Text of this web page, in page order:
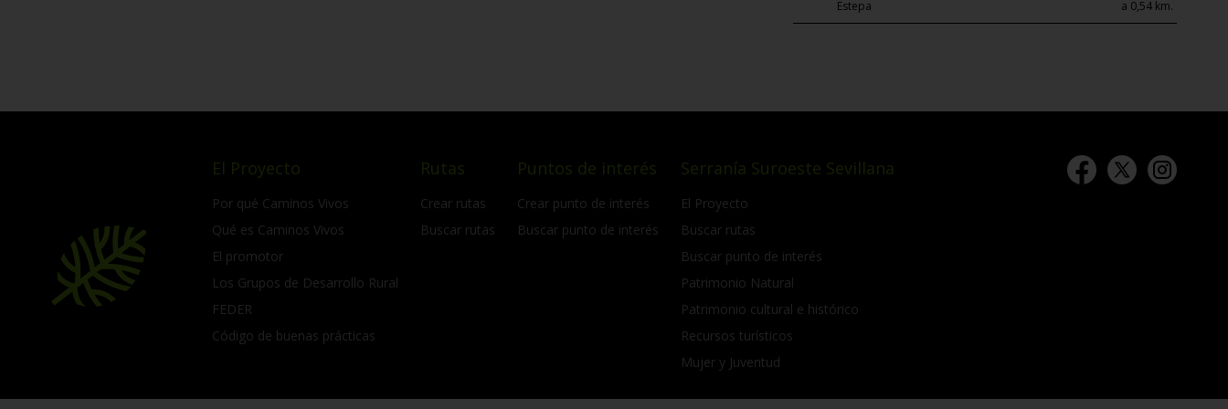
Estepa a 0,54 km.
El Proyecto
Por qué Caminos Vivos
Qué es Caminos Vivos
El promotor
Los Grupos de Desarrollo Rural
FEDER
Código de buenas prácticas
Rutas
Crear rutas
Buscar rutas
Puntos de interés
Crear punto de interés
Buscar punto de interés
Serranía Suroeste Sevillana
El Proyecto
Buscar rutas
Buscar punto de interés
Patrimonio Natural
Patrimonio cultural e histórico
Recursos turísticos
Mujer y Juventud